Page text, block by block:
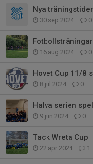
Nya
30 sep 2024 0
16 aug 2024 0
8 jul 2024 0
Halva serien
9 jun 2024 0
Tack Wreta Cup
22 apr 2024 1